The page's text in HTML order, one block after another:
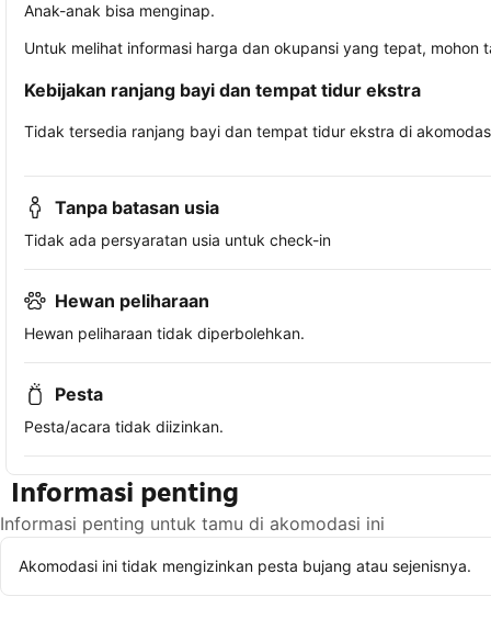
Anak-anak bisa menginap.
Untuk melihat informasi harga dan okupansi yang tepat,
Kebijakan ranjang bayi dan tempat tidur ekstra
Tidak tersedia ranjang bayi dan tempat tidur ekstra di
Tanpa batasan usia
Tidak ada persyaratan usia untuk check-in
Hewan peliharaan
Hewan peliharaan tidak diperbolehkan.
Pesta
Pesta/acara tidak diizinkan.
Informasi penting
Informasi penting untuk tamu di akomodasi ini
Akomodasi ini tidak mengizinkan pesta bujang atau sejenisnya.